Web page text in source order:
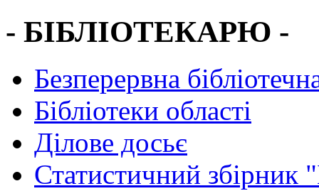
- БІБЛІОТЕКАРЮ -
Безперервна
Бібліотеки області
Ділове досьє
Статистичний